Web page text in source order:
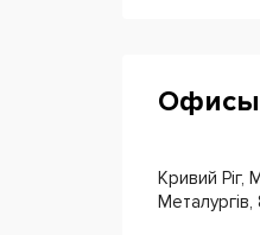
Офисы
Кривий Ріг,
Металургів,